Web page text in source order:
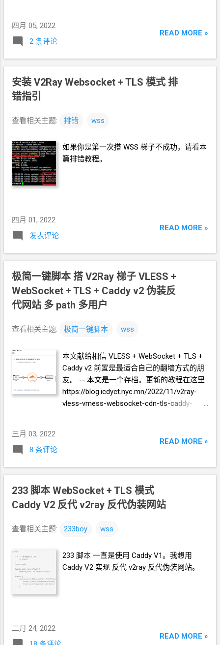
四月 05, 2022
2 条评论
READ MORE »
安装 V2Ray Websocket + TLS 模式 排
错指引
查看相关主题: 排错 wss
如果你是第一次搭 WSS 梯子不成功，请看本
篇排错教程。
四月 01, 2022
发表评论
READ MORE »
极简一键脚本 搭 V2Ray 梯子 VLESS +
WebSocket + TLS + Caddy v2 伪装反
代网站 多 path 多用户
查看相关主题: 极简一键脚本 wss
本文献给相信 VLESS + WebSocket + TLS +
Caddy v2 前置是最适合自己的翻墙方式的朋
友。 -- 本文是一个存档。更新的教程在这里
https://blog.icdyct.nyc.mn/2022/11/v2ray-
vless-vmess-websocket-cdn-tls-caddy-
三月 03, 2022
8 条评论
READ MORE »
233 脚本 WebSocket + TLS 模式
Caddy V2 反代 v2ray 反代伪装网站
查看相关主题: 233boy wss
233 脚本 一直是使用 Caddy V1。我想用
Caddy V2 实现 反代 v2ray 反代伪装网站。
二月 24, 2022
READ MORE »